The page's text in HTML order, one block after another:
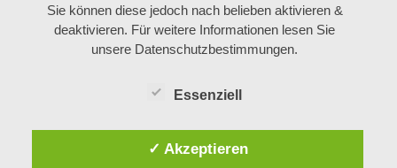
Sie können diese jedoch nach belieben aktivieren &
deaktivieren. Für weitere Informationen lesen Sie
unsere Datenschutzbestimmungen.
Essenziell
✓ Akzeptieren